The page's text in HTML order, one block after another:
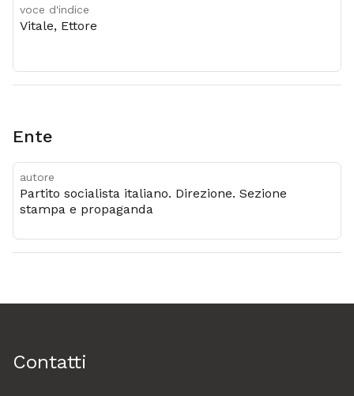
voce d'indice
Vitale, Ettore
Ente
autore
Partito socialista italiano. Direzione. Sezione
stampa e propaganda
Contatti